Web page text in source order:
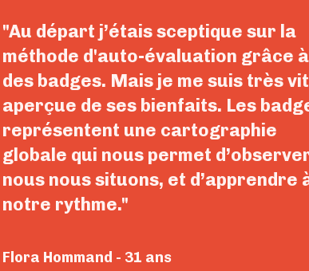
"Au départ j’étais sceptique sur la
méthode d'auto-évaluation grâce à
des badges. Mais je me suis très
aperçue de ses bienfaits. Les
représentent une cartographie
globale qui nous permet
nous nous situons, et d’apprendre
notre rythme."
Flora Hommand - 31 ans